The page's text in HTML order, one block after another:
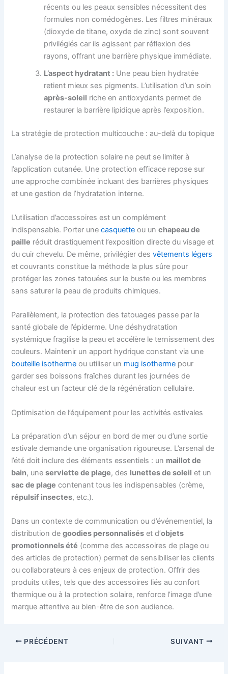
récents ou les peaux sensibles nécessitent des
formules non comédogènes. Les filtres minéraux
(dioxyde de titane, oxyde de zinc) sont souvent
privilégiés car ils agissent par réflexion des
rayons, offrant une barrière physique immédiate.
L’aspect hydratant : Une peau bien hydratée
retient mieux ses pigments. L’utilisation d’un soin
après-soleil riche en antioxydants permet de
restaurer la barrière lipidique après l’exposition.
La stratégie de protection multicouche : au-delà du topique
L’analyse de la protection solaire ne peut se limiter à
l’application cutanée. Une protection efficace repose sur
une approche combinée incluant des barrières physiques
et une gestion de l’hydratation interne.
L’utilisation d’accessoires est un complément
indispensable. Porter unecasquette ou unchapeau de
paille réduit drastiquement l’exposition directe du visage et
du cuir chevelu. De même, privilégier desvêtements légers
et couvrants constitue la méthode la plus sûre pour
protéger les zones tatouées sur le buste ou les membres
sans saturer la peau de produits chimiques.
Parallèlement, la protection des tatouages passe par la
santé globale de l’épiderme. Une déshydratation
systémique fragilise la peau et accélère le ternissement des
couleurs. Maintenir un apport hydrique constant via une
bouteille isotherme ou utiliser un mug isotherme pour
garder ses boissons fraîches durant les journées de
chaleur est un facteur clé de la régénération cellulaire.
Optimisation de l’équipement pour les activités estivales
La préparation d’un séjour en bord de mer ou d’une sortie
estivale demande une organisation rigoureuse. L’arsenal de
l’été doit inclure des éléments essentiels : un maillot de
bain, uneserviette de plage, des lunettes de soleil et un
sac de plage contenant tous les indispensables (crème,
répulsif insectes, etc.).
Dans un contexte de communication ou d’événementiel, la
distribution degoodies personnalisés et d’objets
promotionnels été (comme des accessoires de plage ou
des articles de protection) permet de sensibiliser les clients
ou collaborateurs à ces enjeux de protection. Offrir des
produits utiles, tels que des accessoires liés au confort
thermique ou à la protection solaire, renforce l’image d’une
marque attentive au bien-être de son audience.
PRÉCÉDENT SUIVANT